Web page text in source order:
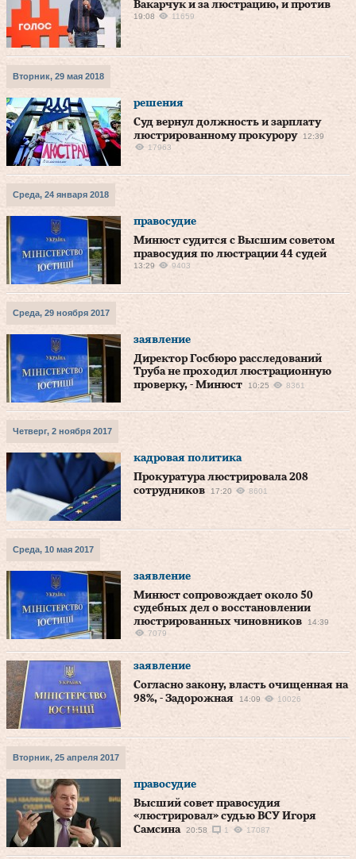
Вакарчук и за люстрацию, и против
19:08 11659
Вторник, 29 мая 2018
решения
Суд вернул должность и зарплату
люстрированному прокурору
12:39
17963
Среда, 24 января 2018
правосудие
Минюст судится с Высшим советом
правосудия по люстрации 44 судей
13:29 9403
Среда, 29 ноября 2017
заявление
Директор Госбюро расследований
Труба не проходил люстрационную
проверку, - Минюст
10:25 8361
Четверг, 2 ноября 2017
кадровая политика
Прокуратура люстрировала 208
сотрудников
17:20 8601
Среда, 10 мая 2017
заявление
Минюст сопровождает около 50
судебных дел о восстановлении
люстрированных чиновников
14:39
7079
заявление
Согласно закону, власть очищенная на
98%, - Задорожная
14:09 10026
Вторник, 25 апреля 2017
правосудие
Высший совет правосудия
«люстрировал» судью ВСУ Игоря
Самсина
20:58 1 17087